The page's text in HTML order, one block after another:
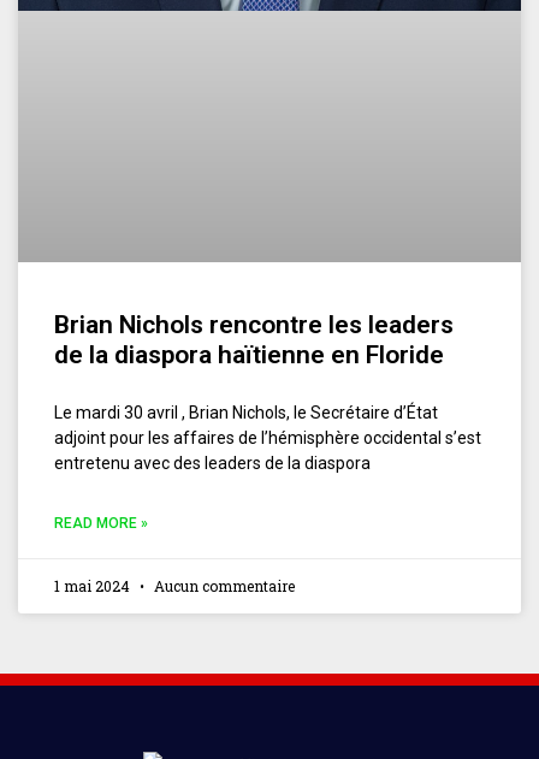
Brian Nichols rencontre les leaders
de la diaspora haïtienne en Floride
Le mardi 30 avril , Brian Nichols, le Secrétaire d’État
adjoint pour les affaires de l’hémisphère occidental s’est
entretenu avec des leaders de la diaspora
READ MORE »
1 mai 2024 Aucun commentaire